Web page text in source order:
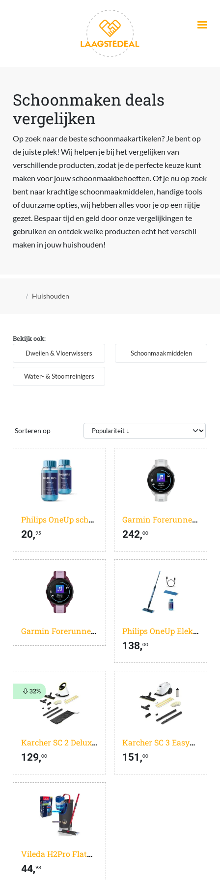
Schoonmaken deals
vergelijken
Op zoek naar de beste schoonmaakartikelen? Je bent op
de juiste plek! Wij helpen je bij het vergelijken van
verschillende producten, zodat je de perfecte keuze kunt
maken voor jouw schoonmaakbehoeften. Of je nu op zoek
bent naar krachtige schoonmaakmiddelen, handige tools
of duurzame opties, wij hebben alles voor je op een rijtje
gezet. Bespaar tijd en geld door onze vergelijkingen te
gebruiken en ontdek welke producten echt het verschil
maken in jouw huishouden!
Kruimelpad
Huishouden
Bekijk ook:
Dweilen & Vloerwissers
Schoonmaakmiddelen
Water- & Stoomreinigers
Sorteren op
Philips OneUp schoonmaakmiddel XV1892/02 - Ultra geconcentreerd - Fris & Streeploos Dweilen - Dubbelverpakking
20,95
Garmin Forerunner 165 Music Grijs/Wit
242,00
Garmin Forerunner 165 Music Paars Philips OneUp Elektrische Dweil 5000 series XV5113/01 - Dweilsysteem - Vloerreiniger - Vuil water opzuigen - 2 standen - 70min dweilen - Geen emmer nodig
138,00
Karcher SC 2 Deluxe Stoomreiniger - 3.2 bar - 1500 W - Oppvervlakteprestatie 75 m2 - Reservoir 1 l - Vloerreinigingsset EasyFix - LED Ring
129,00
32%
Karcher SC 3 EasyFix Stoomreiniger - 30 sec opwarmtijd - 3.5 bar - 1900 W - Oppvervlakteprestatie 75 m2 - Reservoir 1 l - Continue vulbaar
151,00
Vileda H2Pro Flatmop Systeem Complete set, Twee gescheiden waterreservoirs, Waterbesparend ontwerp, Altijd schoon water
44,98